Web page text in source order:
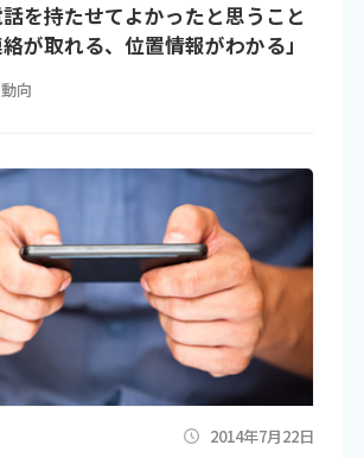
を持たせてよかったと思うこと
絡が取れる、位置情報がわかる」
向
2014年7月22日